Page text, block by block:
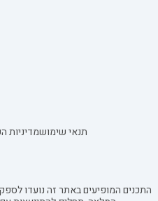
תנאי שימושמדיניות
התכנים המופיעים באתר זה נועדו